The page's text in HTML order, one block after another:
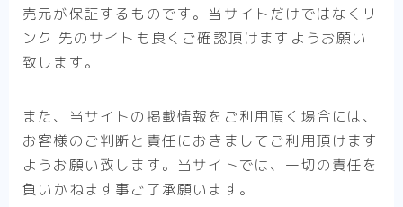
売元が保証するものです。当サイトだけではなくリ
ンク 先のサイトも良くご確認頂けますようお願い
致します。
また、当サイトの掲載情報をご利用頂く場合には、
お客様のご判断と責任におきましてご利用頂けます
ようお願い致します。当サイトでは、一切の責任を
負いかねます事ご了承願います。